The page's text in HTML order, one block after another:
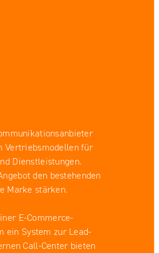
Vertriebsmodellen für
Dienstleistungen.
den bestehenden
Marke stärken.
E-Commerce-
ein System zur Lead-
Call-Center bieten